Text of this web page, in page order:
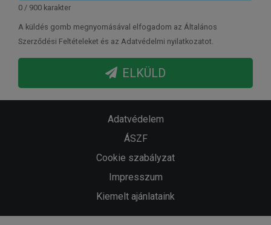
0 / 900 karakter
A küldés gomb megnyomásával elfogadom az Általános
Szerződési Feltételeket és az Adatvédelmi nyilatkozatot.
ELKÜLD
Adatvédelem
ÁSZF
Cookie szabályzat
Impresszum
Kiemelt ajánlataink